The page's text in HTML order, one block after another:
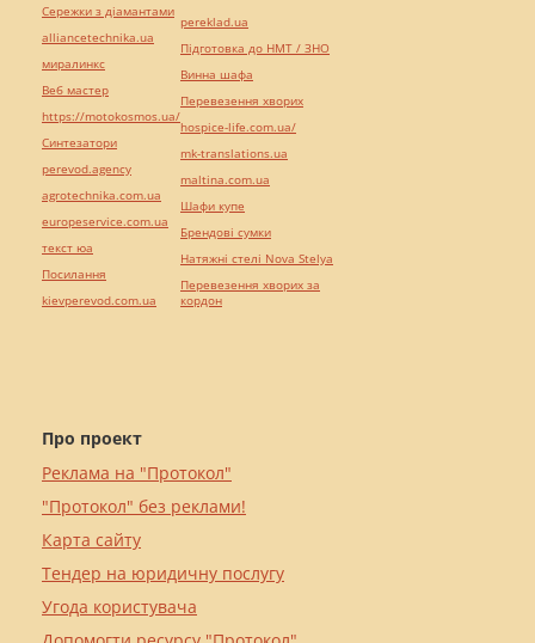
Про проект
Реклама на "Протокол"
"Протокол" без реклами!
Карта сайту
Тендер на юридичну послугу
Угода користувача
Сережки з діамантами
alliancetechnika.ua
миралинкс
Веб мастер
https://motokosmos.ua/
Синтезатори
perevod.agency
agrotechnika.com.ua
europeservice.com.ua
текст юа
Посилання
kievperevod.com.ua
pereklad.ua
Підготовка до НМТ / ЗНО
Винна шафа
Перевезення хворих
hospice-life.com.ua/
mk-translations.ua
maltina.com.ua
Шафи купе
Брендові сумки
Натяжні стелі Nova Stelya
Перевезення хворих за
кордон